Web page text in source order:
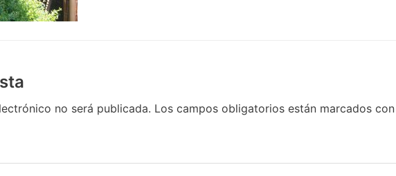
no será publicada. Los campos obligatorios están marcados con